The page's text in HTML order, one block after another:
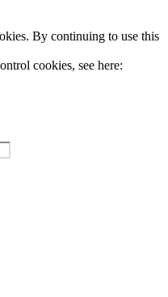
By continuing to use this
cookies, see here: